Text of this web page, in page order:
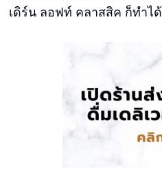
เดิร์น ลอฟท์ คลาสสิค ก็ทำได้